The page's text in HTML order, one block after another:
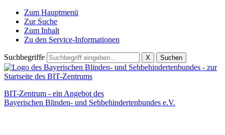
Zum Hauptmenü
Zur Suche
Zum Inhalt
Zu den Service-Informationen
Suchbegriffe X Suchen
BIT-Zentrum - ein Angebot des
Bayerischen Blinden- und Sehbehindertenbundes e.V.